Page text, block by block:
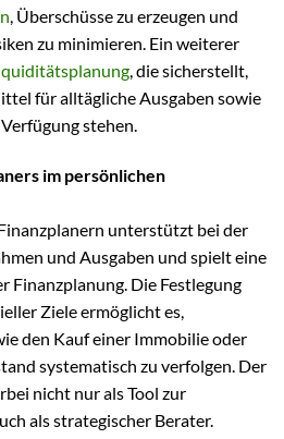
, Überschüsse zu erzeugen und
zu minimieren. Ein weiterer
, die sicherstellt,
für alltägliche Ausgaben sowie
stehen.
im persönlichen
unterstützt bei der
und Ausgaben und spielt eine
Finanzplanung. Die Festlegung
Ziele ermöglicht es,
den Kauf einer Immobilie oder
systematisch zu verfolgen. Der
nicht nur als Tool zur
als strategischer Berater.